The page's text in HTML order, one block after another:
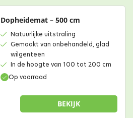
Op voorraad
Dopheidemat – 500 cm
Natuurlijke uitstraling
Gemaakt van onbehandeld, glad
wilgenteen
In de hoogte van 100 tot 200 cm
BEKIJK